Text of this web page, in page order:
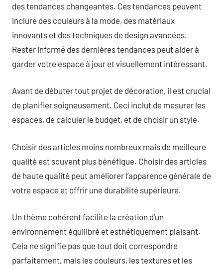
des tendances changeantes. Ces tendances peuvent
inclure des couleurs à la mode, des matériaux
innovants et des techniques de design avancées.
Rester informé des dernières tendances peut aider à
garder votre espace à jour et visuellement intéressant.
Avant de débuter tout projet de décoration, il est crucial
de planifier soigneusement. Ceci inclut de mesurer les
espaces, de calculer le budget, et de choisir un style.
Choisir des articles moins nombreux mais de meilleure
qualité est souvent plus bénéfique. Choisir des articles
de haute qualité peut améliorer l’apparence générale de
votre espace et offrir une durabilité supérieure.
Un thème cohérent facilite la création d’un
environnement équilibré et esthétiquement plaisant.
Cela ne signifie pas que tout doit correspondre
parfaitement, mais les couleurs, les textures et les